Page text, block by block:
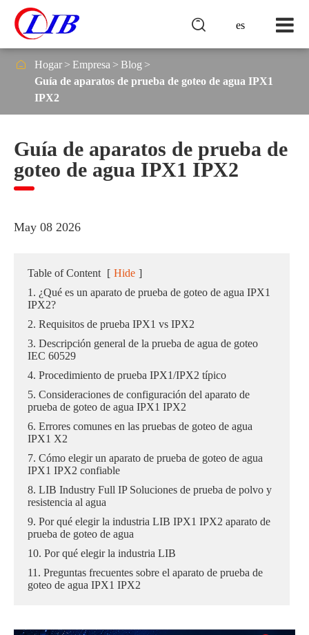
es

 Hogar Empresa
Blog
Guía de aparatos de prueba de goteo de agua IPX1
IPX2
Guía de aparatos de prueba de
goteo de agua IPX1 IPX2
May 08 2026
Table of Content [ Hide ]
1. ¿Qué es un aparato de prueba de goteo de agua IPX1
IPX2?
2. Requisitos de prueba IPX1 vs IPX2
3. Descripción general de la prueba de agua de goteo
IEC 60529
4. Procedimiento de prueba IPX1/IPX2 típico
5. Consideraciones de configuración del aparato de
prueba de goteo de agua IPX1 IPX2
6. Errores comunes en las pruebas de goteo de agua
IPX1 X2
7. Cómo elegir un aparato de prueba de goteo de agua
IPX1 IPX2 confiable
8. LIB Industry Full IP Soluciones de prueba de polvo y
resistencia al agua
9. Por qué elegir la industria LIB IPX1 IPX2 aparato de
prueba de goteo de agua
10. Por qué elegir la industria LIB
11. Preguntas frecuentes sobre el aparato de prueba de
goteo de agua IPX1 IPX2